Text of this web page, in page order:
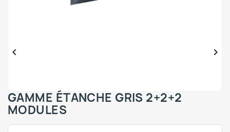
 
GAMME ÉTANCHE GRIS 2+2+2
MODULES